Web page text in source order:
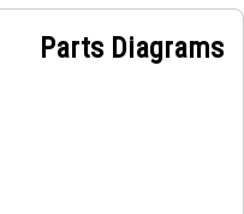
Parts Diagrams